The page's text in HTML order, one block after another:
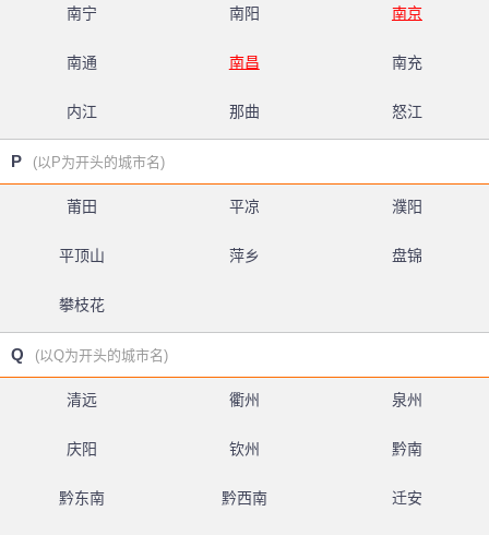
南宁 南阳 南京
南通 南昌 南充
内江 那曲 怒江
P (以P为开头的城市名)
莆田 平凉 濮阳
平顶山 萍乡 盘锦
攀枝花
Q (以Q为开头的城市名)
清远 衢州 泉州
庆阳 钦州 黔南
黔东南 黔西南 迁安